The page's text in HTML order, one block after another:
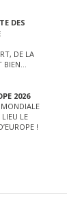
DES
DE LA
BIEN
2026
LIEU LE
!